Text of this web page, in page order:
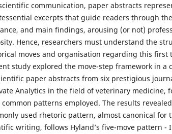
communication, paper abstracts
excerpts that guide readers through
and main findings, arousing (or not)
Hence, researchers must understand the
moves and organisation regarding this first
study explored the move-step framework in a
paper abstracts from six prestigious
Analytics in the field of veterinary medicine,
common patterns employed. The results
used rhetoric pattern, almost canonical for
writing, follows Hyland’s five-move pattern -